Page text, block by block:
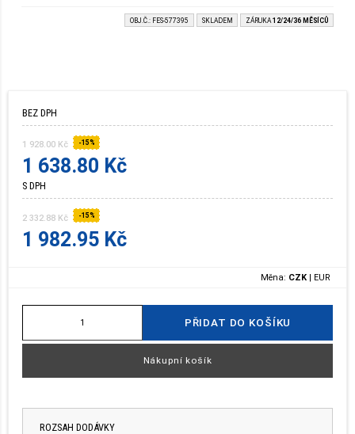
OBJ.Č.: FES-577395 SKLADEM ZÁRUKA 12/24/36 MĚSÍCŮ
BEZ DPH
1 928.00 Kč -15%
1 638.80 Kč
S DPH
2 332.88 Kč -15%
1 982.95 Kč
Měna: CZK | EUR
PŘIDAT DO KOŠÍKU
Nákupní košík
ROZSAH DODÁVKY